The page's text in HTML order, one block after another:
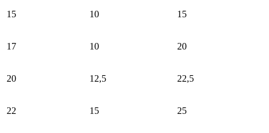
15 10 15
17 10 20
20 12,5 22,5
22 15 25